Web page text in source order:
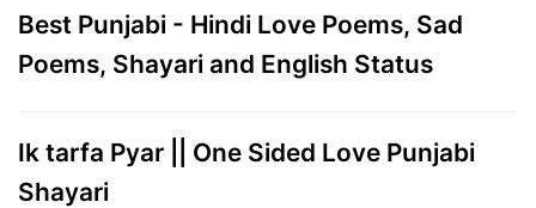
Best Punjabi - Hindi Love Poems, Sad
Poems, Shayari and English Status
Ik tarfa Pyar || One Sided Love Punjabi
Shayari